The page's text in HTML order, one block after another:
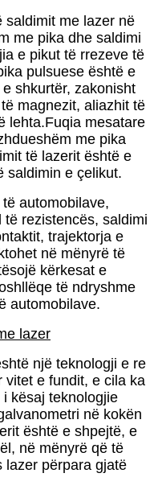
saldimit me lazer në
me pika dhe saldimi
e pikut të rrezeve të
pulsuese është e
shkurtër, zakonisht
magnezit, aliazhit të
lehta.Fuqia mesatare
me pika
të lazerit është e
saldimin e çelikut.
automobilave,
rezistencës, saldimi
trajektorja e
në mënyrë të
kërkesat e
të ndryshme
automobilave.
lazer
një teknologji e re
vitet e fundit, e cila ka
kësaj teknologjie
në kokën
është e shpejtë, e
në mënyrë që të
lazer përpara gjatë